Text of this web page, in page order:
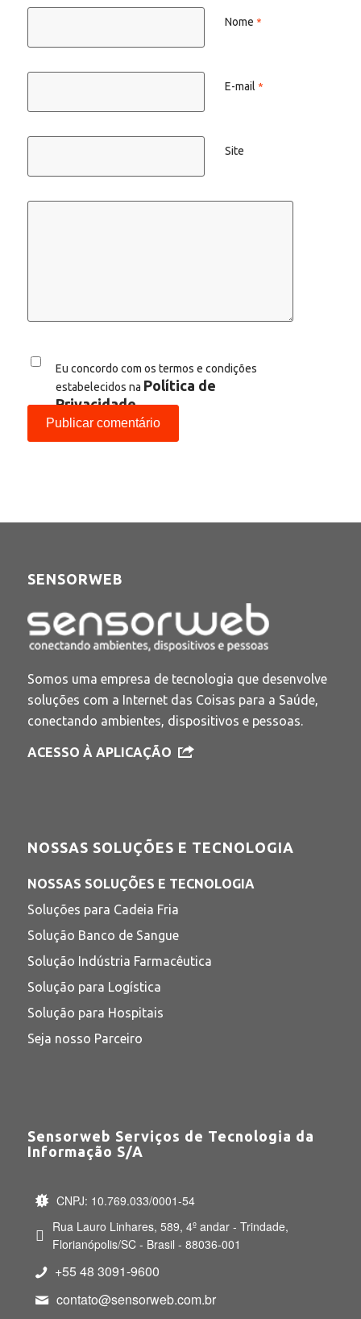
Nome *
E-mail *
Site
Eu concordo com os termos e condições
estabelecidos na Política de
Privacidade
SENSORWEB
Somos uma empresa de tecnologia que desenvolve
soluções com a Internet das Coisas para a Saúde,
conectando ambientes, dispositivos e pessoas.
ACESSO À APLICAÇÃO
NOSSAS SOLUÇÕES E TECNOLOGIA
NOSSAS SOLUÇÕES E TECNOLOGIA
Soluções para Cadeia Fria
Solução Banco de Sangue
Solução Indústria Farmacêutica
Solução para Logística
Solução para Hospitais
Seja nosso Parceiro
Sensorweb Serviços de Tecnologia da
Informação S/A
CNPJ: 10.769.033/0001-54
Rua Lauro Linhares, 589, 4º andar - Trindade,
Florianópolis/SC - Brasil - 88036-001
+55 48 3091-9600
contato@sensorweb.com.br